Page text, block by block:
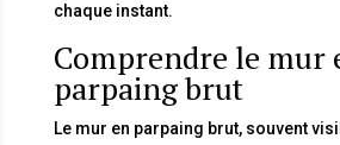
chaque instant.
Comprendre le mur
parpaing brut
Le mur en parpaing brut, souvent